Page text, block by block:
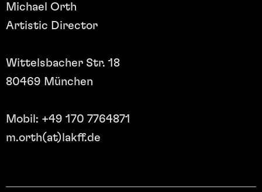
Michael Orth
Artistic Director
Wittelsbacher Str. 18
80469 München
Mobil: +49 170 7764871
m.orth(at)lakff.de